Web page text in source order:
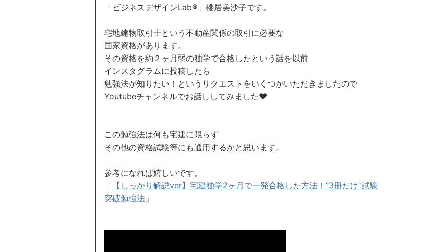
「ビジネスデザインLab®️」櫻居美沙子です。
宅地建物取引士という不動産関係の取引に必要な
国家資格があります。
その資格を約２ヶ月弱の独学で合格したという話を以前
インスタグラムに投稿したら
勉強法が知りたい！というリクエストをいくつかいただきましたので
Youtubeチャンネルでお話ししてみました❤️
この勉強法は何も宅建に限らず
その他の資格試験等にも通用するかと思います。
参考になれば嬉しいです。
「 【しっかり解説ver】宅建独学2ヶ月で一発合格した方法！”3冊だけ”試験
突破勉強法 」